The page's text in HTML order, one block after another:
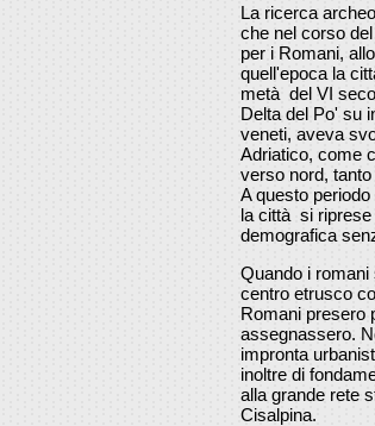
La ricerca
che nel corso
per i Romani,
quell'epoca la
metà del VI
Delta del Po' su
veneti, aveva
Adriatico, come
verso nord,
A questo
la città si riprese
demografica
Quando i romani
centro etrusco
Romani presero
assegnassero.
impronta
inoltre di
alla grande rete
Cisalpina.